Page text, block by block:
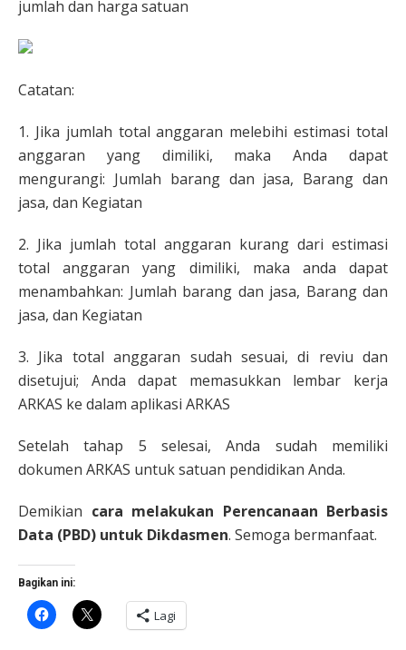
jumlah dan harga satuan
Catatan:
1. Jika jumlah total anggaran melebihi estimasi total
anggaran yang dimiliki, maka Anda dapat
mengurangi: Jumlah barang dan jasa, Barang dan
jasa, dan Kegiatan
2. Jika jumlah total anggaran kurang dari estimasi
total anggaran yang dimiliki, maka anda dapat
menambahkan: Jumlah barang dan jasa, Barang dan
jasa, dan Kegiatan
3. Jika total anggaran sudah sesuai, di reviu dan
disetujui; Anda dapat memasukkan lembar kerja
ARKAS ke dalam aplikasi ARKAS
Setelah tahap 5 selesai, Anda sudah memiliki
dokumen ARKAS untuk satuan pendidikan Anda.
Demikian cara melakukan Perencanaan Berbasis
Data (PBD) untuk Dikdasmen. Semoga bermanfaat.
Bagikan ini:
Klik
untuk
Klik
untuk
berbagi
Lagi